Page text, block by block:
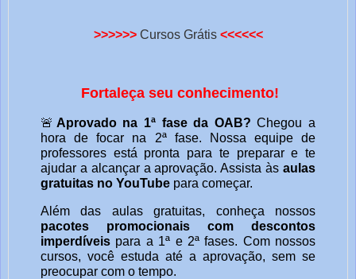
>>>>>> Cursos Grátis <<<<<<
Fortaleça seu conhecimento!
🚨 Aprovado na 1ª fase da OAB? Chegou a
hora de focar na 2ª fase. Nossa equipe de
professores está pronta para te preparar e te
ajudar a alcançar a aprovação. Assista às aulas
gratuitas no YouTube para começar.
Além das aulas gratuitas, conheça nossos
pacotes promocionais com descontos
imperdíveis para a 1ª e 2ª fases. Com nossos
cursos, você estuda até a aprovação, sem se
preocupar com o tempo.